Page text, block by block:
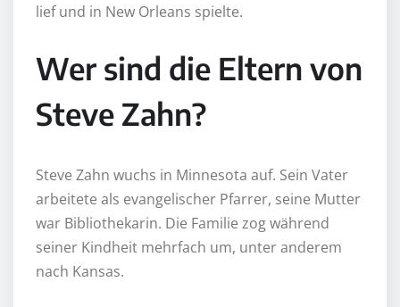
lief und in New Orleans spielte.
Wer sind die Eltern von
Steve Zahn?
Steve Zahn wuchs in Minnesota auf. Sein Vater
arbeitete als evangelischer Pfarrer, seine Mutter
war Bibliothekarin. Die Familie zog während
seiner Kindheit mehrfach um, unter anderem
nach Kansas.